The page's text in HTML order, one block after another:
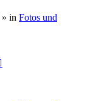
» in Fotos und